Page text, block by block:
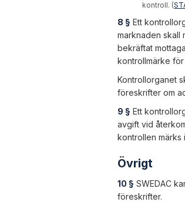
kontroll. (
8 § Ett
marknaden skall
bekräftat
kontrollmärke
Kontrollorganet
föreskrifter om
9 § Ett
avgift vid
kontrollen märks
Övrigt
10 § SWEDAC
föreskrifter.